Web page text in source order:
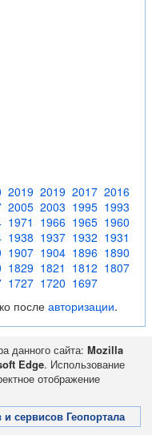
2019 2019 2017 2016
2005 2003 1995 1993
1971 1966 1965 1960
1938 1937 1932 1931
1907 1904 1896 1890
1829 1821 1812 1807
1727 1720 1697
после авторизации.
данного сайта: Mozilla
Edge. Использование
отображение
сервисов Геопортала